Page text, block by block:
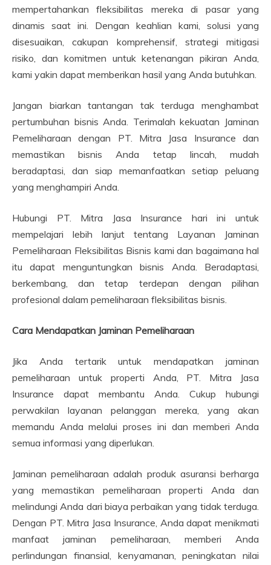
mempertahankan fleksibilitas mereka di pasar yang
dinamis saat ini. Dengan keahlian kami, solusi yang
disesuaikan, cakupan komprehensif, strategi mitigasi
risiko, dan komitmen untuk ketenangan pikiran Anda,
kami yakin dapat memberikan hasil yang Anda butuhkan.
Jangan biarkan tantangan tak terduga menghambat
pertumbuhan bisnis Anda. Terimalah kekuatan Jaminan
Pemeliharaan dengan PT. Mitra Jasa Insurance dan
memastikan bisnis Anda tetap lincah, mudah
beradaptasi, dan siap memanfaatkan setiap peluang
yang menghampiri Anda.
Hubungi PT. Mitra Jasa Insurance hari ini untuk
mempelajari lebih lanjut tentang Layanan Jaminan
Pemeliharaan Fleksibilitas Bisnis kami dan bagaimana hal
itu dapat menguntungkan bisnis Anda. Beradaptasi,
berkembang, dan tetap terdepan dengan pilihan
profesional dalam pemeliharaan fleksibilitas bisnis.
Cara Mendapatkan Jaminan Pemeliharaan
Jika Anda tertarik untuk mendapatkan jaminan
pemeliharaan untuk properti Anda, PT. Mitra Jasa
Insurance dapat membantu Anda. Cukup hubungi
perwakilan layanan pelanggan mereka, yang akan
memandu Anda melalui proses ini dan memberi Anda
semua informasi yang diperlukan.
Jaminan pemeliharaan adalah produk asuransi berharga
yang memastikan pemeliharaan properti Anda dan
melindungi Anda dari biaya perbaikan yang tidak terduga.
Dengan PT. Mitra Jasa Insurance, Anda dapat menikmati
manfaat jaminan pemeliharaan, memberi Anda
perlindungan finansial, kenyamanan, peningkatan nilai